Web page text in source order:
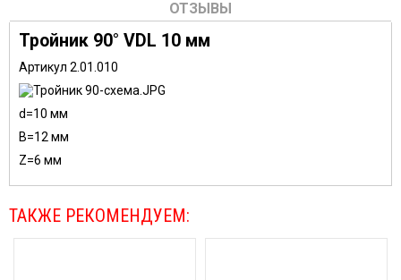
ОТЗЫВЫ
Тройник 90° VDL 10 мм
Артикул 2.01.010
d=10 мм
В=12 мм
Z=6 мм
ТАКЖЕ РЕКОМЕНДУЕМ: